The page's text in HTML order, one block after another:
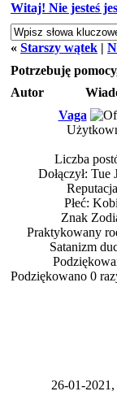
Witaj! Nie jesteś
« Starszy wątek |
Potrzebuję
Autor
Vaga
Liczba
Dołączył: Tue
Płeć:
Znak
Praktykowany
Satanizm
Podziękowano 0
26-01-